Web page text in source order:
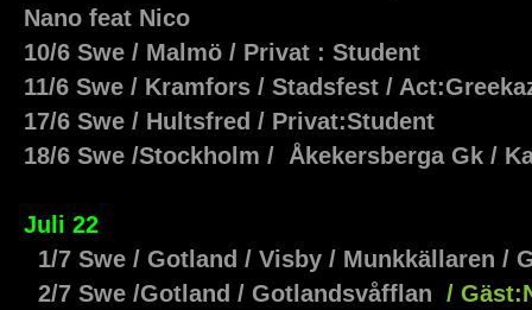
Nano feat Nico
10/6 Swe / Malmö / Privat : Student
11/6 Swe / Kramfors / Stadsfest /
17/6 Swe / Hultsfred / Privat:Student
18/6 Swe /Stockholm / Åkekersberga Gk /
Juli 22
1/7 Swe / Gotland / Visby / Munkkällaren /
2/7 Swe /Gotland / Gotlandsvåfflan /